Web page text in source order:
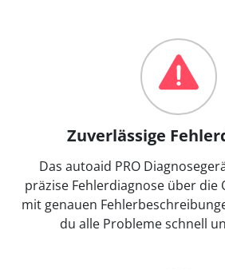
Zuverlässige
Das autoaid PRO
präzise Fehlerdiagnose über die
mit genauen
du alle Probleme schnell